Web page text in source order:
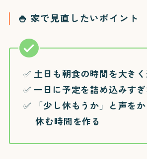
🍚 家で見直したいポイント
✅ 土日も朝食の時間を大き
✅ 一日に予定を詰め込みす
✅ 「少し休もうか」と声をか
休む時間を作る